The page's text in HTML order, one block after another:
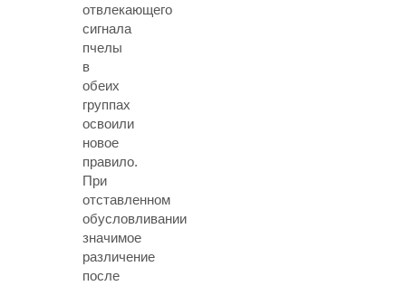
отвлекающего
сигнала
пчелы
в
обеих
группах
освоили
новое
правило.
При
отставленном
обусловливании
значимое
различение
после